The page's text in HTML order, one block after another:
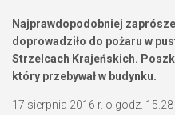
Najprawdopodobniej
doprowadziło do pożaru w
Strzelcach Krajeńskich.
który przebywał w budynku.
17 sierpnia 2016 r. o godz.